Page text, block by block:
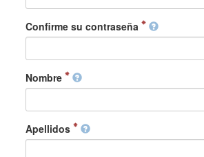
Confirme su contraseña
Nombre
Apellidos